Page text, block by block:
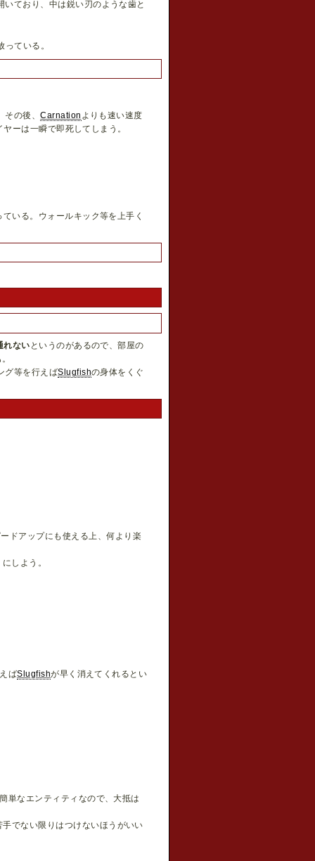
ており、中は鋭い刃のような歯と
ている。
その後、Carnation よりも速い速度
ーは一瞬で即死してしまう。
いる。ウォールキック等を上手く
れない というのがあるので、部屋の
グ等を行えばSlugfishの身体をくぐ
ドアップにも使える上、何より楽
しよう。
ばSlugfishが早く消えてくれるとい
単なエンティティなので、大抵は
でない限りはつけないほうがいい